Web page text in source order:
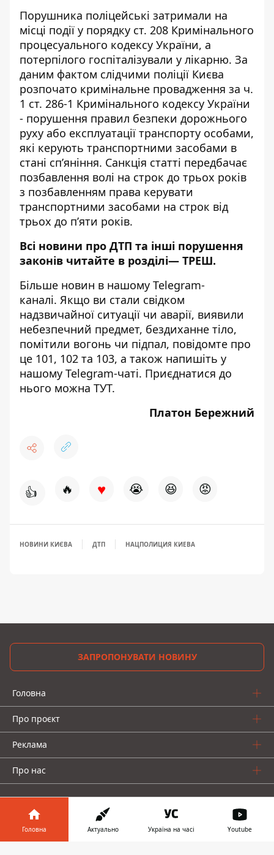
Порушника поліцейські затримали на
місці події у порядку ст. 208 Кримінального
процесуального кодексу України, а
потерпілого госпіталізували у лікарню. За
даним фактом слідчими поліції Києва
розпочато кримінальне провадження за ч.
1 ст. 286-1 Кримінального кодексу України
- порушення правил безпеки дорожнього
руху або експлуатації транспорту особами,
які керують транспортними засобами в
стані сп’яніння. Санкція статті передбачає
позбавлення волі на строк до трьох років
з позбавленням права керувати
транспортними засобами на строк від
трьох до п’яти років.
Всі новини про ДТП та інші порушення
законів читайте в розділі— ТРЕШ.
Більше новин в нашому Telegram-
каналі. Якщо ви стали свідком
надзвичайної ситуації чи аварії, виявили
небезпечний предмет, бездиханне тіло,
помітили вогонь чи підпал, повідомте про
це 101, 102 та 103, а також напишіть у
нашому Telegram-чаті. Приєднатися до
нього можна ТУТ.
Платон Бережний
👍 🔥 ♥ 😭 😆 😡
НОВИНИ КИЄВА ДТП НАЦПОЛИЦИЯ КИЕВА
ЗАПРОПОНУВАТИ НОВИНУ
Головна
Про проєкт
Реклама
Про нас
Головна Актуально Україна на часі Youtube